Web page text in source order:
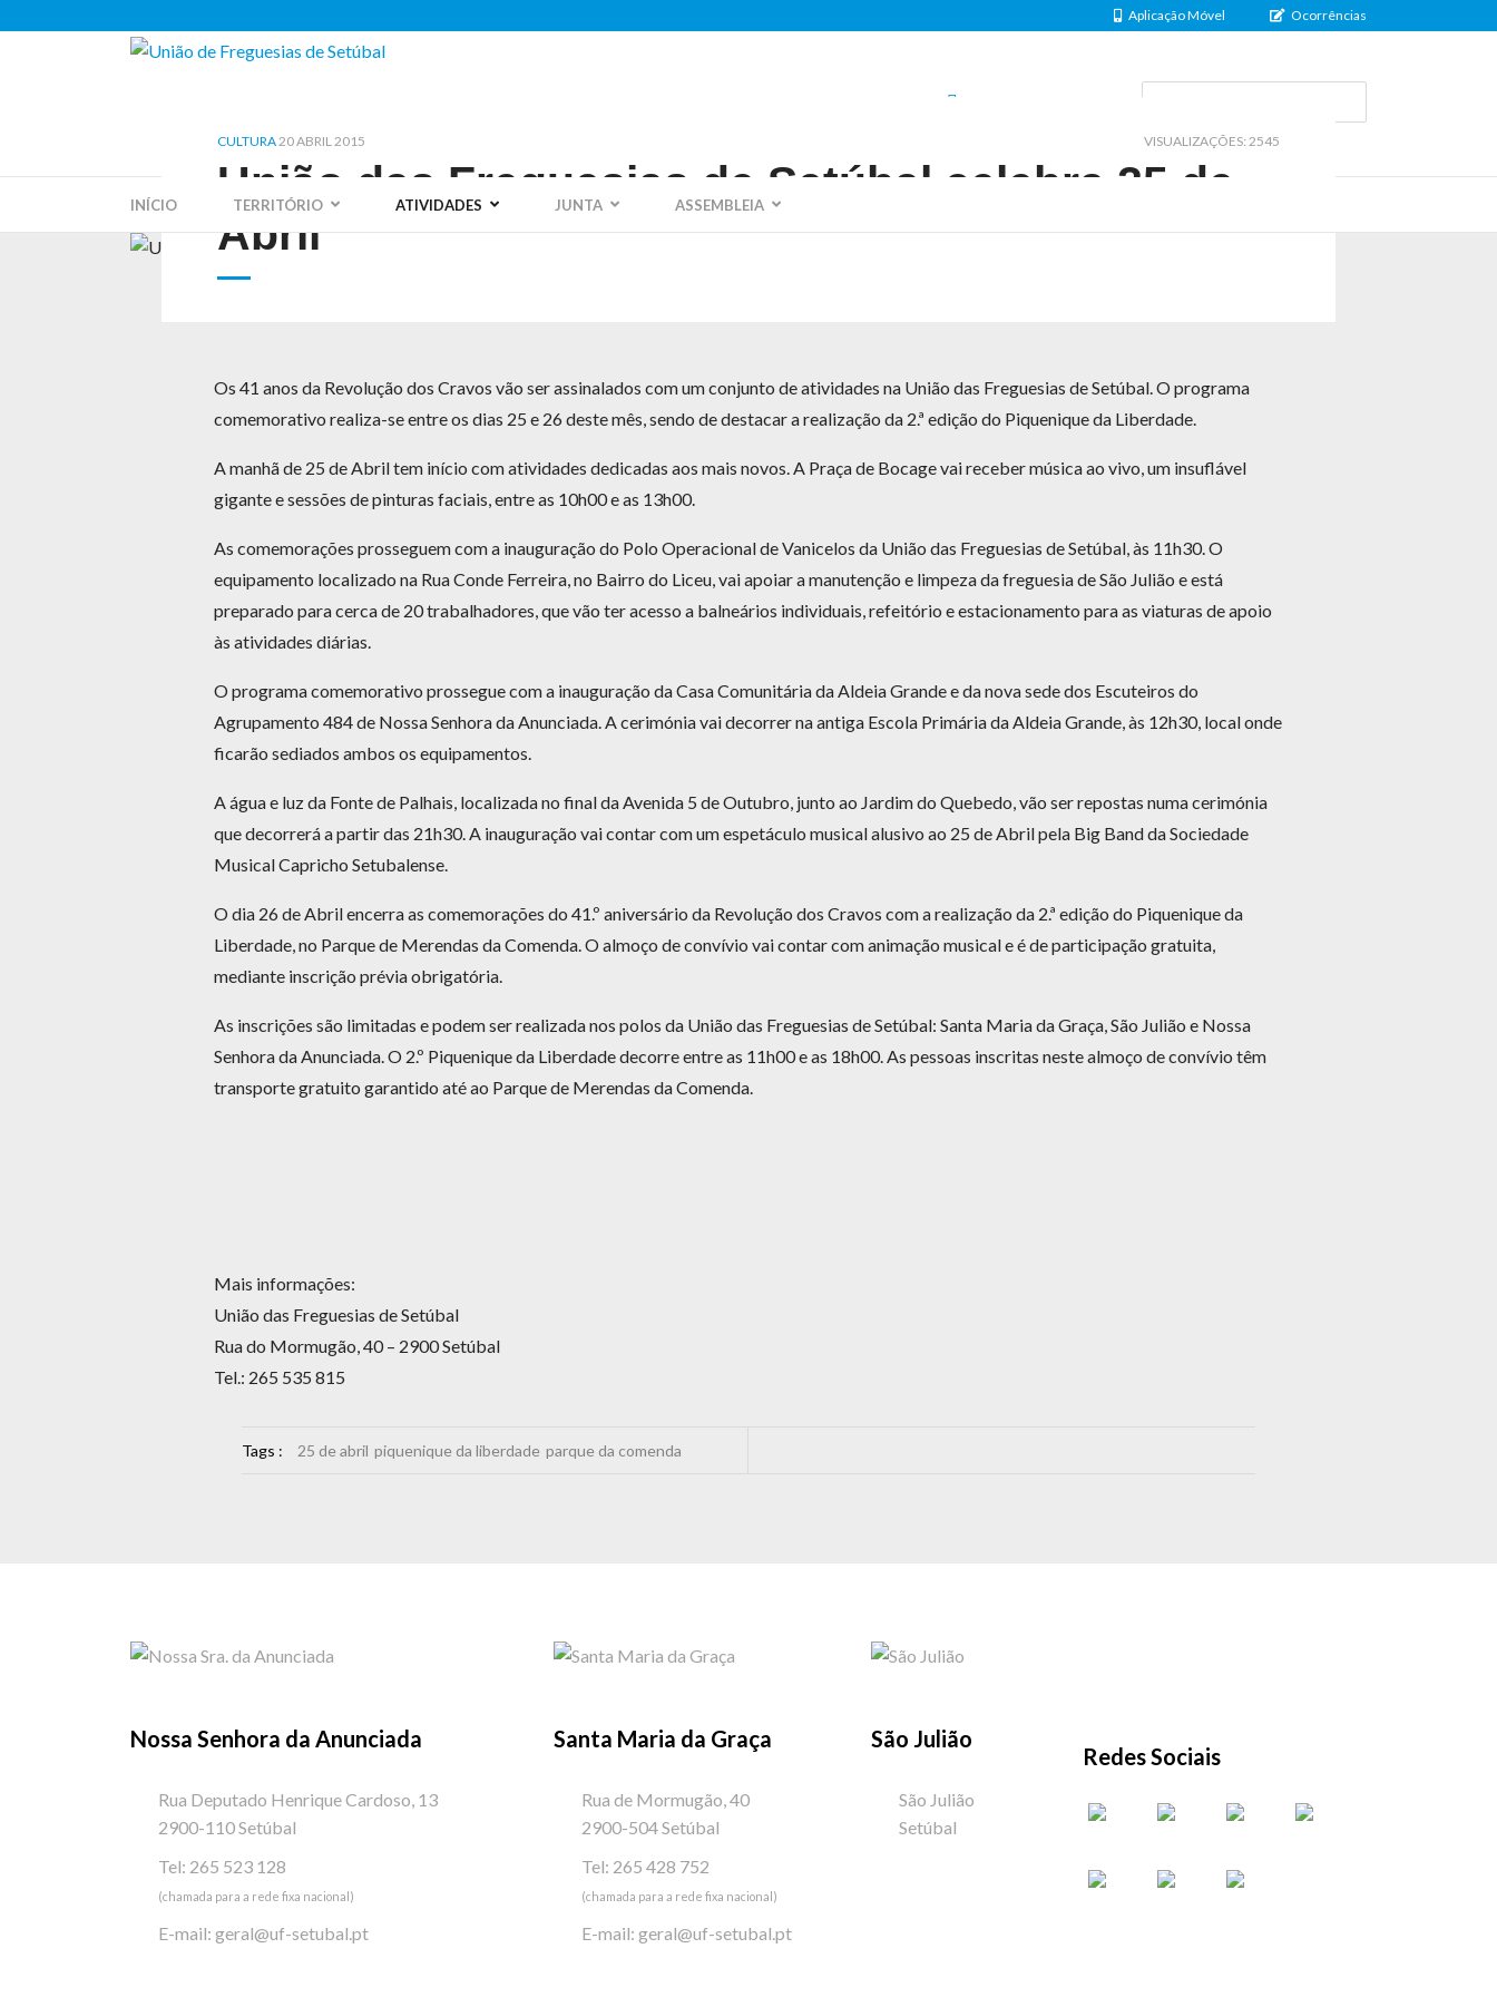
Aplicação Móvel Ocorrências
INÍCIO TERRITÓRIO ATIVIDADES JUNTA ASSEMBLEIA
CULTURA20 ABRIL 2015 VISUALIZAÇÕES: 2545
União das Freguesias de Setúbal celebra 25 de
Abril
Os 41 anos da Revolução dos Cravos vão ser assinalados com um conjunto de atividades na União das Freguesias de Setúbal. O programa
comemorativo realiza-se entre os dias 25 e 26 deste mês, sendo de destacar a realização da 2.ª edição do Piquenique da Liberdade.
A manhã de 25 de Abril tem início com atividades dedicadas aos mais novos. A Praça de Bocage vai receber música ao vivo, um insuflável
gigante e sessões de pinturas faciais, entre as 10h00 e as 13h00.
As comemorações prosseguem com a inauguração do Polo Operacional de Vanicelos da União das Freguesias de Setúbal, às 11h30. O
equipamento localizado na Rua Conde Ferreira, no Bairro do Liceu, vai apoiar a manutenção e limpeza da freguesia de São Julião e está
preparado para cerca de 20 trabalhadores, que vão ter acesso a balneários individuais, refeitório e estacionamento para as viaturas de apoio
às atividades diárias.
O programa comemorativo prossegue com a inauguração da Casa Comunitária da Aldeia Grande e da nova sede dos Escuteiros do
Agrupamento 484 de Nossa Senhora da Anunciada. A cerimónia vai decorrer na antiga Escola Primária da Aldeia Grande, às 12h30, local onde
ficarão sediados ambos os equipamentos.
A água e luz da Fonte de Palhais, localizada no final da Avenida 5 de Outubro, junto ao Jardim do Quebedo, vão ser repostas numa cerimónia
que decorrerá a partir das 21h30. A inauguração vai contar com um espetáculo musical alusivo ao 25 de Abril pela Big Band da Sociedade
Musical Capricho Setubalense.
O dia 26 de Abril encerra as comemorações do 41.º aniversário da Revolução dos Cravos com a realização da 2.ª edição do Piquenique da
Liberdade, no Parque de Merendas da Comenda. O almoço de convívio vai contar com animação musical e é de participação gratuita,
mediante inscrição prévia obrigatória.
As inscrições são limitadas e podem ser realizada nos polos da União das Freguesias de Setúbal: Santa Maria da Graça, São Julião e Nossa
Senhora da Anunciada. O 2.º Piquenique da Liberdade decorre entre as 11h00 e as 18h00. As pessoas inscritas neste almoço de convívio têm
transporte gratuito garantido até ao Parque de Merendas da Comenda.
Mais informações:
União das Freguesias de Setúbal
Rua do Mormugão, 40 – 2900 Setúbal
Tel.: 265 535 815
Tags : 25 de abril piquenique da liberdade parque da comenda
Nossa Senhora da Anunciada
Rua Deputado Henrique Cardoso, 13
2900-110 Setúbal
Tel: 265 523 128
(chamada para a rede fixa nacional)
E-mail: geral@uf-setubal.pt
Santa Maria da Graça
Rua de Mormugão, 40
2900-504 Setúbal
Tel: 265 428 752
(chamada para a rede fixa nacional)
E-mail: geral@uf-setubal.pt
São Julião
São Julião
Setúbal
Redes Sociais